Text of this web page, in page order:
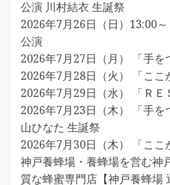
公演 川村結衣 生誕祭
2026年7月26日（日）13:00～
公演
2026年7月27日（月） 「手
2026年7月28日（火） 「ここ
2026年7月29日（水） 「ＲＥ
2026年7月23日（木） 「手
山ひなた 生誕祭
2026年7月30日（木） 「ここ
神戸養蜂場・養蜂場を営む神
質な蜂蜜専門店【神戸養蜂場